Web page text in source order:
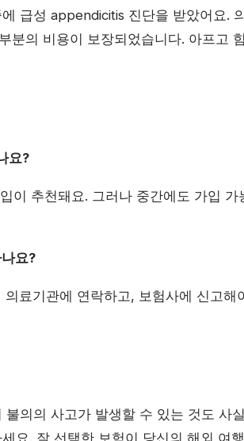
급성 appendicitis 진단을 받았어요.
분의 비용이 보장되었습니다. 아프고
요?
이 추천돼요. 그러나 중간에도 가입
요?
료기관에 연락하고, 보험사에 신고해
의의 사고가 발생할 수 있는 것도 사